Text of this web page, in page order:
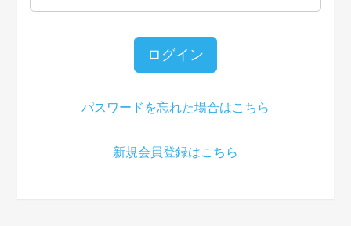
ログイン
パスワードを忘れた場合はこちら
新規会員登録はこちら